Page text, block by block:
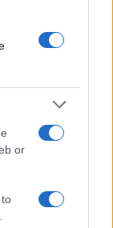
or
di
il corteo
sul campo.
emergenze